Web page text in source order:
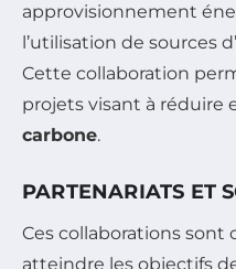
approvisionnement
l’utilisation de sources
Cette collaboration
projets visant à réduire
carbone.
PARTENARIATS ET
Ces collaborations sont
atteindre les objectifs